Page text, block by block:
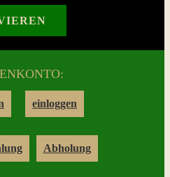
einloggen
Abholung